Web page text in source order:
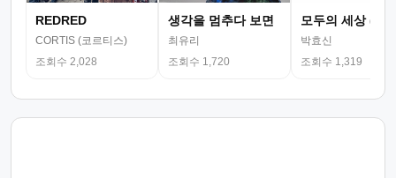
REDRED
CORTIS (코르티스)
조회수 2,028
생각을 멈추다 보면
최유리
조회수 1,720
모두의 세상 (뮤
박효신
조회수 1,319